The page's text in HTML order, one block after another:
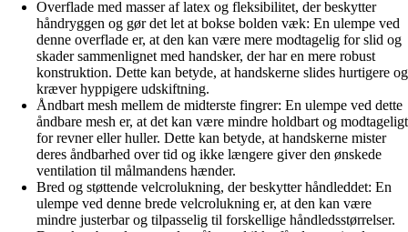
Overflade med masser af latex og fleksibilitet, der beskytter
håndryggen og gør det let at bokse bolden væk: En ulempe ved
denne overflade er, at den kan være mere modtagelig for slid og
skader sammenlignet med handsker, der har en mere robust
konstruktion. Dette kan betyde, at handskerne slides hurtigere og
kræver hyppigere udskiftning.
Åndbart mesh mellem de midterste fingrer: En ulempe ved dette
åndbare mesh er, at det kan være mindre holdbart og modtageligt
for revner eller huller. Dette kan betyde, at handskerne mister
deres åndbarhed over tid og ikke længere giver den ønskede
ventilation til målmandens hænder.
Bred og støttende velcrolukning, der beskytter håndleddet: En
ulempe ved denne brede velcrolukning er, at den kan være
mindre justerbar og tilpasselig til forskellige håndledsstørrelser.